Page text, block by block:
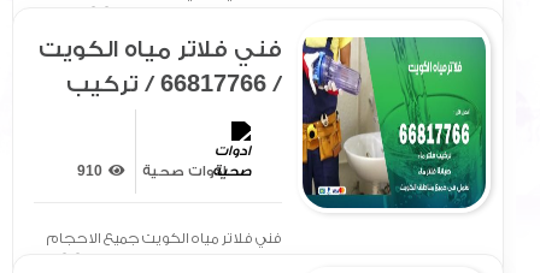
الجميع بتوفير سيارة مجهزة[ .. ]
فني فلاتر مياه الكويت
/ 66817766 / تركيب
صيانة فلتر ماء الكويت
ادوات صحية
فني فلاتر مياه الكويت جميع الاحجام
والمقاسات حسب الطلب افضل[ .. ]